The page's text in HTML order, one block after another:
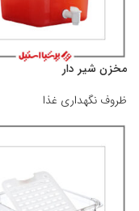
مخزن شیر دار
ظروف نگهداری غذا